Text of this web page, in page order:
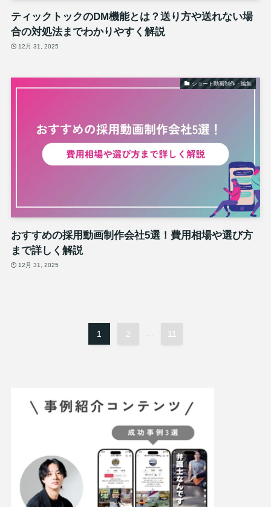
ティックトックのDM機能とは？送り方や送れない場
合の対処法までわかりやすく解説
12月 31, 2025
ショート動画制作・編集
おすすめの採用動画制作会社5選！費用相場や選び方
まで詳しく解説
12月 31, 2025
1 2 ... 11